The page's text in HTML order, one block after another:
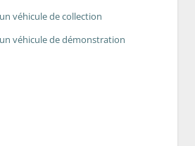
véhicule de collection
véhicule de démonstration